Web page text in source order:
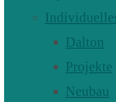
Dalton
Projekte
Neubau